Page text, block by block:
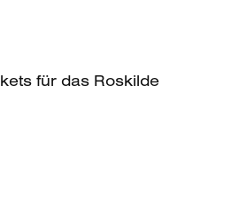
für das Roskilde